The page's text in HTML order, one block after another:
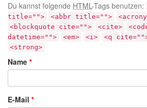
Du kannst folgende HTML-Tags benutzen:
title="">
<abbr title="">
<blockquote cite="">
<cite>
datetime="">
<em> <i> <q
<strong>
Name *
E-Mail *